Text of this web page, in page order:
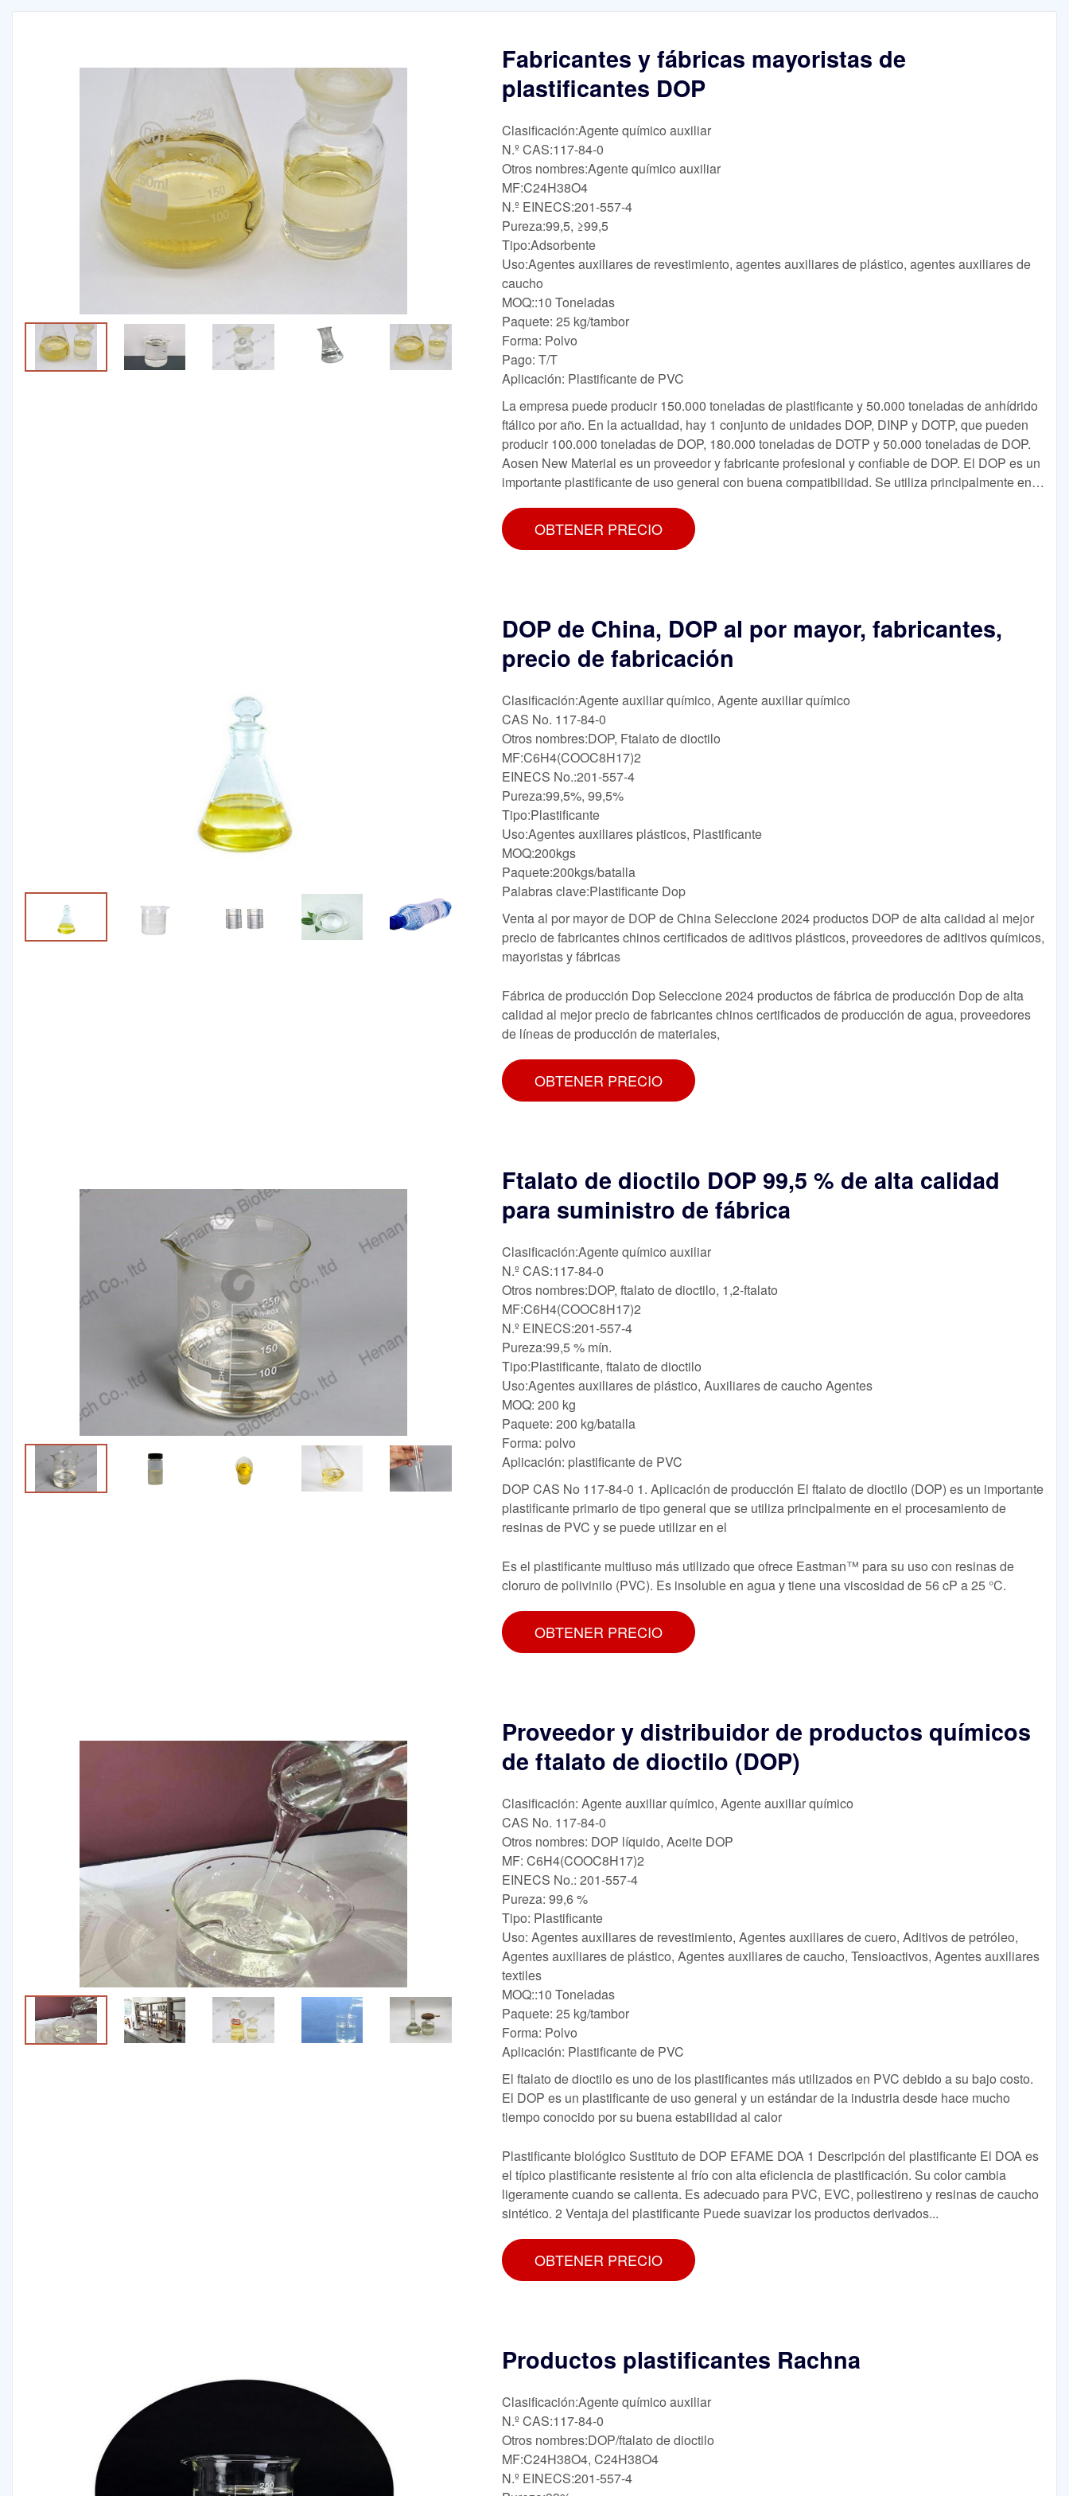
Fabricantes y fábricas mayoristas de
plastificantes DOP
Clasificación:Agente químico auxiliar
N.º CAS:117-84-0
Otros nombres:Agente químico auxiliar
MF:C24H38O4
N.º EINECS:201-557-4
Pureza:99,5, ≥99,5
Tipo:Adsorbente
Uso:Agentes auxiliares de revestimiento, agentes auxiliares de plástico, agentes auxiliares de
caucho
MOQ::10 Toneladas
Paquete: 25 kg/tambor
Forma: Polvo
Pago: T/T
Aplicación: Plastificante de PVC
La empresa puede producir 150.000 toneladas de plastificante y 50.000 toneladas de anhídrido
ftálico por año. En la actualidad, hay 1 conjunto de unidades DOP, DINP y DOTP, que pueden
producir 100.000 toneladas de DOP, 180.000 toneladas de DOTP y 50.000 toneladas de DOP.
Aosen New Material es un proveedor y fabricante profesional y confiable de DOP. El DOP es un
importante plastificante de uso general con buena compatibilidad. Se utiliza principalmente en
OBTENER PRECIO
DOP de China, DOP al por mayor, fabricantes,
precio de fabricación
Clasificación:Agente auxiliar químico, Agente auxiliar químico
CAS No. 117-84-0
Otros nombres:DOP, Ftalato de dioctilo
MF:C6H4(COOC8H17)2
EINECS No.:201-557-4
Pureza:99,5%, 99,5%
Tipo:Plastificante
Uso:Agentes auxiliares plásticos, Plastificante
MOQ:200kgs
Paquete:200kgs/batalla
Palabras clave:Plastificante Dop
Venta al por mayor de DOP de China Seleccione 2024 productos DOP de alta calidad al mejor
precio de fabricantes chinos certificados de aditivos plásticos, proveedores de aditivos químicos,
mayoristas y fábricas
Fábrica de producción Dop Seleccione 2024 productos de fábrica de producción Dop de alta
calidad al mejor precio de fabricantes chinos certificados de producción de agua, proveedores
de líneas de producción de materiales,
OBTENER PRECIO
Ftalato de dioctilo DOP 99,5 % de alta calidad
para suministro de fábrica
Clasificación:Agente químico auxiliar
N.º CAS:117-84-0
Otros nombres:DOP, ftalato de dioctilo, 1,2-ftalato
MF:C6H4(COOC8H17)2
N.º EINECS:201-557-4
Pureza:99,5 % mín.
Tipo:Plastificante, ftalato de dioctilo
Uso:Agentes auxiliares de plástico, Auxiliares de caucho Agentes
MOQ: 200 kg
Paquete: 200 kg/batalla
Forma: polvo
Aplicación: plastificante de PVC
DOP CAS No 117-84-0 1. Aplicación de producción El ftalato de dioctilo (DOP) es un importante
plastificante primario de tipo general que se utiliza principalmente en el procesamiento de
resinas de PVC y se puede utilizar en el
Es el plastificante multiuso más utilizado que ofrece Eastman™ para su uso con resinas de
cloruro de polivinilo (PVC). Es insoluble en agua y tiene una viscosidad de 56 cP a 25 °C.
OBTENER PRECIO
Proveedor y distribuidor de productos químicos
de ftalato de dioctilo (DOP)
Clasificación: Agente auxiliar químico, Agente auxiliar químico
CAS No. 117-84-0
Otros nombres: DOP líquido, Aceite DOP
MF: C6H4(COOC8H17)2
EINECS No.: 201-557-4
Pureza: 99,6 %
Tipo: Plastificante
Uso: Agentes auxiliares de revestimiento, Agentes auxiliares de cuero, Aditivos de petróleo,
Agentes auxiliares de plástico, Agentes auxiliares de caucho, Tensioactivos, Agentes auxiliares
textiles
MOQ::10 Toneladas
Paquete: 25 kg/tambor
Forma: Polvo
Aplicación: Plastificante de PVC
El ftalato de dioctilo es uno de los plastificantes más utilizados en PVC debido a su bajo costo.
El DOP es un plastificante de uso general y un estándar de la industria desde hace mucho
tiempo conocido por su buena estabilidad al calor
Plastificante biológico Sustituto de DOP EFAME DOA 1 Descripción del plastificante El DOA es
el típico plastificante resistente al frío con alta eficiencia de plastificación. Su color cambia
ligeramente cuando se calienta. Es adecuado para PVC, EVC, poliestireno y resinas de caucho
sintético. 2 Ventaja del plastificante Puede suavizar los productos derivados...
OBTENER PRECIO
Productos plastificantes Rachna
Clasificación:Agente químico auxiliar
N.º CAS:117-84-0
Otros nombres:DOP/ftalato de dioctilo
MF:C24H38O4, C24H38O4
N.º EINECS:201-557-4